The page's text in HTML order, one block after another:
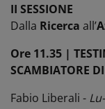
II SESSIONE
Dalla Ricerca all’
Ore 11.35 |
SCAMBIATORE
Fabio Liberali -